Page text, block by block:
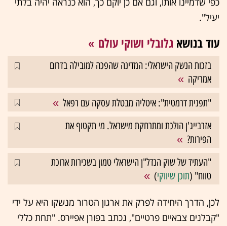
יעיל".
עוד בנושא גלובלי ושוקי עולם
בזכות הנשק הישראלי: המדינה שהפכה למובילה בדרום
אמריקה
"תפנית דרמטית": איטליה מבטלת עסקה עם רפאל
אזרבייג'ן הולכת ומתרחקת מישראל. מי תקטוף את
הפירות?
"העתיד של שוק הנדל"ן הישראלי טמון בשכירות ארוכת
טווח" (תוכן שיווקי)
לכן, הדרך היחידה לפרק את ארגון הטרור מנשקו היא על ידי
"קבלנים צבאיים פרטיים", נכתב בפורן אפיירס. "תחת כללי